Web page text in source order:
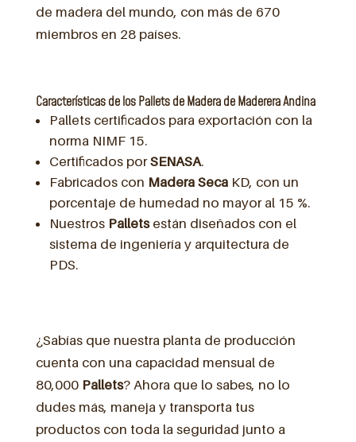
de madera del mundo, con más de 670
miembros en 28 países.
Características de los Pallets de Madera de Maderera Andina
Pallets certificados para exportación con la
norma NIMF 15.
Certificados porSENASA.
Fabricados con Madera Seca KD, con un
porcentaje de humedad no mayor al 15 %.
Nuestros Pallets están diseñados con el
sistema de ingeniería y arquitectura de
PDS.
¿Sabías que nuestra planta de producción
cuenta con una capacidad mensual de
80,000 Pallets? Ahora que lo sabes, no lo
dudes más, maneja y transporta tus
productos con toda la seguridad junto a